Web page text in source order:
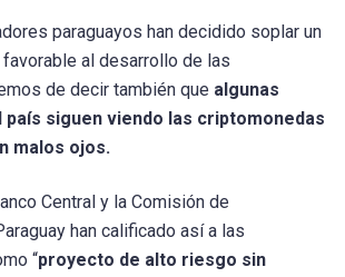
paraguayos han decidido soplar un
al desarrollo de las
de decir también que algunas
siguen viendo las criptomonedas
malos ojos.
Central y la Comisión de
han calificado así a las
“proyecto de alto riesgo sin